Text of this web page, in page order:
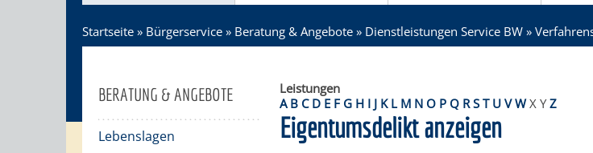
Startseite » Bürgerservice » Beratung & Angebote » Dienstleistungen Service BW »
BERATUNG & ANGEBOTE
Lebenslagen
Leistungen
A B C D E F G H I J K L M N O P Q R S T U V W X Y Z
Eigentumsdelikt anzeigen